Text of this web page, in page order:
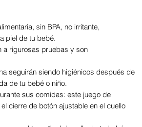
sin BPA, no irritante,
piel de tu bebé.
a rigurosas pruebas y son
seguirán siendo higiénicos después de
de tu bebé o niño.
sus comidas: este juego de
cierre de botón ajustable en el cuello